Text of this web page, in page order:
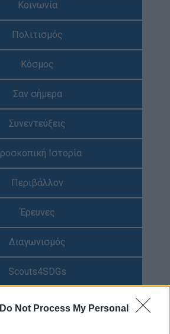
Do Not Process My Personal
Ανάπτυξης
Ζωής
Κοινωνία
Πολιτισμός
Κόσμος
Σαν σήμερα
Συνεντεύξεις
Ιστορία
Περιβάλλον
Έρευνες
Διαγωνισμός
Scouts4SDGs